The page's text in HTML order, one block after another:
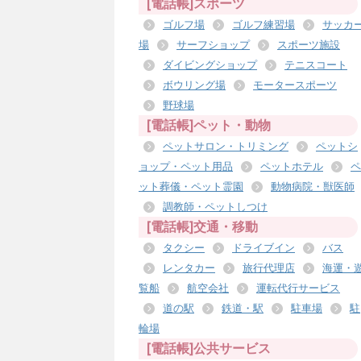
[電話帳]スポーツ
ゴルフ場 ゴルフ練習場
サッカ
場
サーフショップ
スポーツ施設
ダイビングショップ
テニスコート
ボウリング場
モータースポーツ
野球場
[電話帳]ペット・動物
ペットサロン・トリミング
ペットシ
ョップ・ペット用品
ペットホテル
ペ
ット葬儀・ペット霊園
動物病院・獣医師
調教師・ペットしつけ
[電話帳]交通・移動
タクシー ドライブイン
バス
レンタカー
旅行代理店
海運・
覧船
航空会社
運転代行サービス
道の駅
鉄道・駅 駐車場
駐
輪場
[電話帳]公共サービス